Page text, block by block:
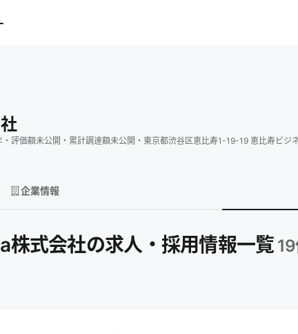
・ 評価額未公開 ・ 累計調達額未公開 ・ 東京都渋谷区恵比寿1-19-19 恵比寿ビジ
企業情報
株式会社の求人・採用情報一覧 19